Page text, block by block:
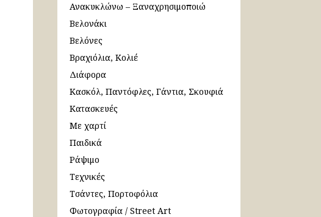
Ανακυκλώνω – Ξαναχρησιμοποιώ
Βελονάκι
Βελόνες
Βραχιόλια, Κολιέ
Διάφορα
Κασκόλ, Παντόφλες, Γάντια, Σκουφιά
Κατασκευές
Με χαρτί
Παιδικά
Ράψιμο
Τεχνικές
Τσάντες, Πορτοφόλια
Φωτογραφία / Street Art